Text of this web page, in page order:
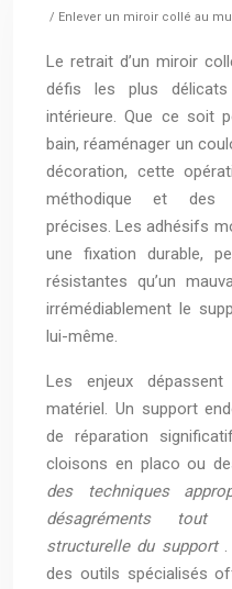
/ Enlever un miroir collé au
Le retrait d’un miroir
défis les plus
intérieure. Que ce soit
bain, réaménager un
décoration, cette
méthodique et des
précises. Les adhésifs
une fixation durable,
résistantes qu’un
irrémédiablement le
lui-même.
Les enjeux
matériel. Un support
de réparation
cloisons en placo ou
des techniques
désagréments tout
structurelle du support
des outils spécialisés